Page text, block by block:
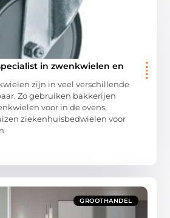
in zwenkwielen en
zijn in veel verschillende
Zo gebruiken bakkerijen
voor in de ovens,
ziekenhuisbedwielen voor
GROOTHANDEL